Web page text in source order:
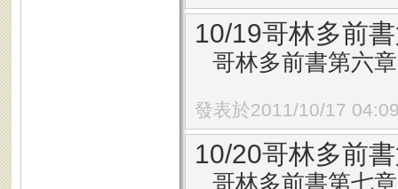
10/19哥林多前
哥林多前書第六
發表於2011/10/17
10/20哥林多前
哥林多前書第七